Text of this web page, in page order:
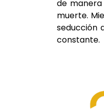
de
muerte.
seducción
constante.